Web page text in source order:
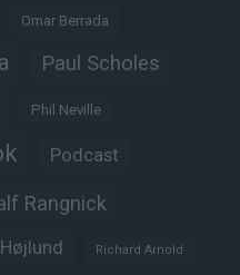
Omar Berrada
Paul Scholes
Phil Neville
Podcast
Rangnick
Richard Arnold